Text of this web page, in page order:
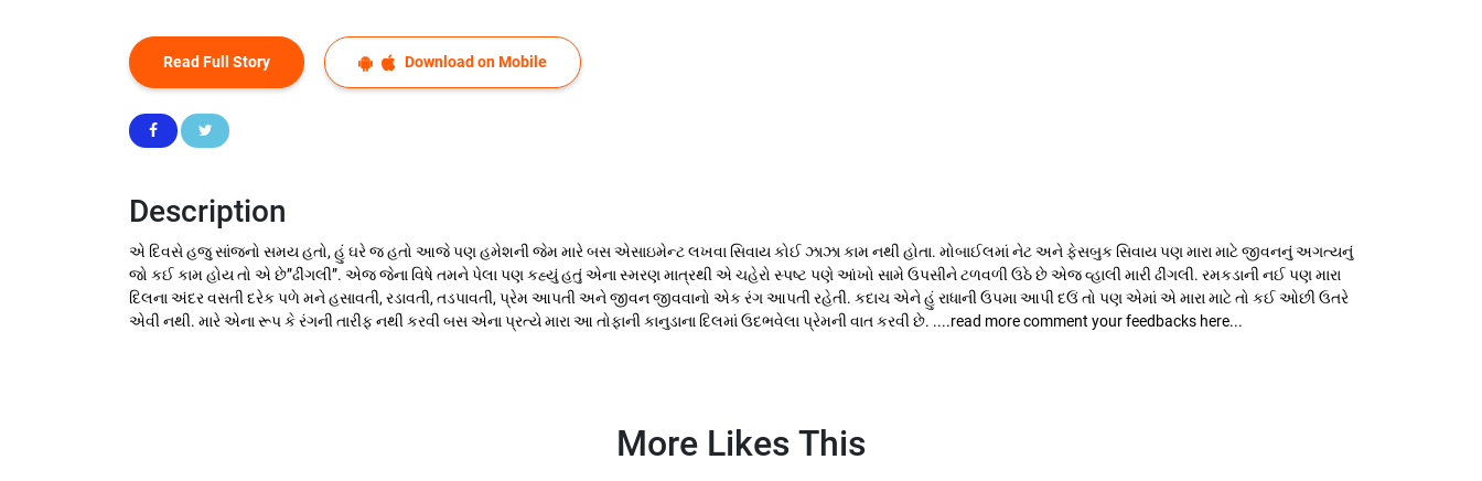
Read Full Story Download on Mobile
Description
એ દિવસે હજુ સાંજનો સમય હતો, હું ઘરે જ હતો આજે પણ હમેશની જેમ મારે બસ એસાઇમેન્ટ લખવા સિવાય કોઈ ઝાઝા કામ નથી હોતા. મોબાઈલમાં નેટ અને ફેસબુક સિવાય પણ મારા માટે જીવનનું અગત્યનું
જો કઈ કામ હોય તો એ છે”ઢીંગલી”. એજ જેના વિષે તમને પેલા પણ કહ્યું હતું એના સ્મરણ માત્રથી એ ચહેરો સ્પષ્ટ પણે આંખો સામે ઉપસીને ટળવળી ઉઠે છે એજ વ્હાલી મારી ઢીંગલી. રમકડાની નઈ પણ મારા
દિલના અંદર વસતી દરેક પળે મને હસાવતી, રડાવતી, તડપાવતી, પ્રેમ આપતી અને જીવન જીવવાનો એક રંગ આપતી રહેતી. કદાચ એને હું રાધાની ઉપમા આપી દઉં તો પણ એમાં એ મારા માટે તો કઈ ઓછી ઉતરે
એવી નથી. મારે એના રૂપ કે રંગની તારીફ નથી કરવી બસ એના પ્રત્યે મારા આ તોફાની કાનુડાના દિલમાં ઉદભવેલા પ્રેમની વાત કરવી છે. ....read more comment your feedbacks here...
More Likes This